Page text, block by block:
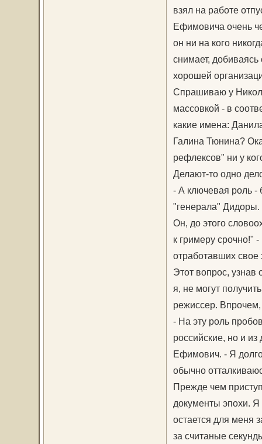
взял на работе
Ефимовича очень
он ни на кого
снимает, добиваясь
хорошей
Спрашиваю у
массовкой - в
какие имена:
Галина Тюнина?
рефлексов" ни у
Делают-то одно
- А ключевая роль
"генерала" Дидоры.
Он, до этого
к гримеру срочно!"
отработавших свое
Этот вопрос, узнав
я, не могут
режиссер.
- На эту роль
российские, но и
Ефимович. - Я
обычно
Прежде чем
документы эпохи.
остается для меня
за считаные